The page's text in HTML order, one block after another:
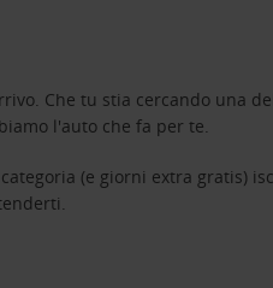
Che tu stia cercando una
l'auto che fa per te.
(e giorni extra gratis)
ad attenderti.